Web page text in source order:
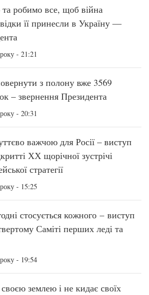
робимо все, щоб війна
її принесли в Україну —
- 21:21
з полону вже 3569
– звернення Президента
- 20:31
важчою для Росії – виступ
ХХ щорічної зустрічі
стратегії
- 15:25
стосується кожного – виступ
Саміті перших леді та
- 19:54
землею і не кидає своїх